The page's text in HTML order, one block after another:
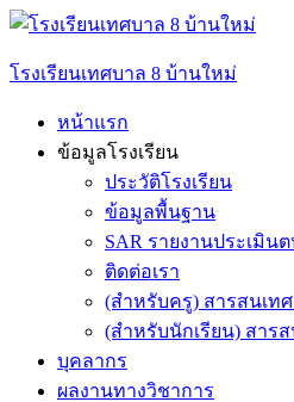
Skip
content
โรงเรียนเทศบาล 8 บ้านใหม่
หน้าแรก
ข้อมูลโรงเรียน
ประวัติโรงเรียน
ข้อมูลพื้นฐาน
SAR รายงานประเมิน
ติดต่อเรา
(สำหรับครู) สารสนเทศ
(สำหรับนักเรียน) สาร
บุคลากร
ผลงานทางวิชาการ